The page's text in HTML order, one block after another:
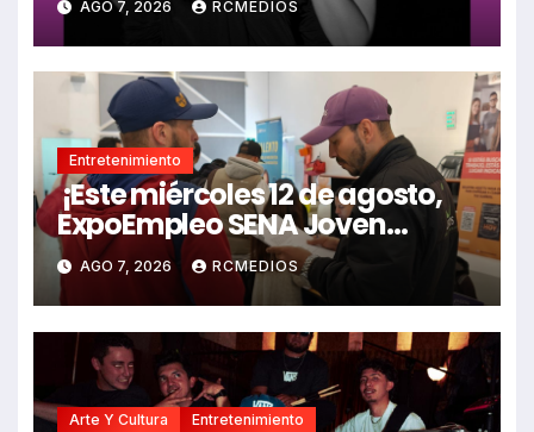
MIX)”
AGO 7, 2026 RCMEDIOS
Entretenimiento
¡Este miércoles 12 de agosto,
ExpoEmpleo SENA Joven
ofrece 1.220 oportunidades
laborales para la juventud de
Cundinamarca!
AGO 7, 2026 RCMEDIOS
Arte Y Cultura Entretenimiento